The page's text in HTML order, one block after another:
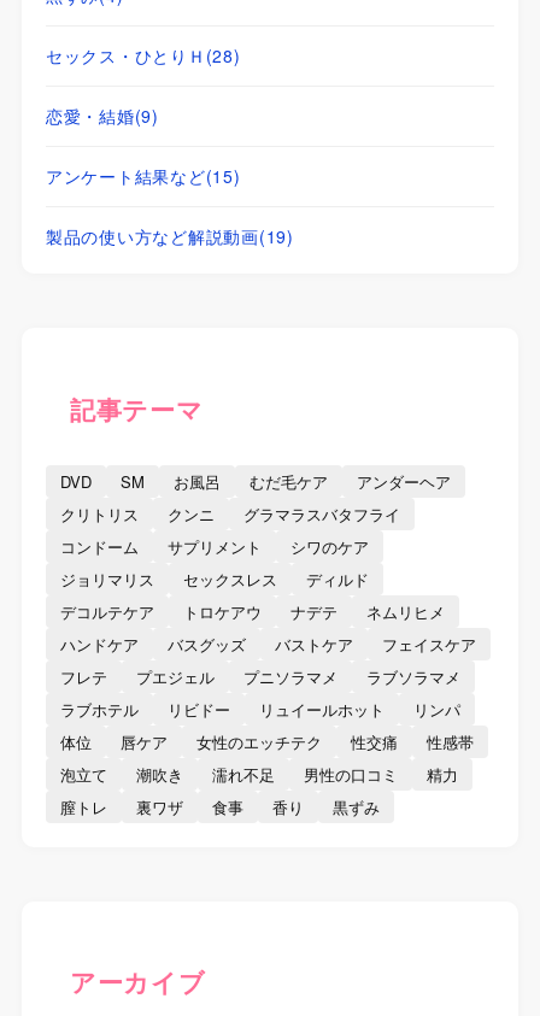
セックス・ひとりＨ (28)
恋愛・結婚(9)
アンケート結果など(15)
製品の使い方など解説動画(19)
記事テーマ
DVD SM お風呂 むだ毛ケア
アンダーヘア
クリトリス
クンニ
グラマラスバタフライ
コンドーム
サプリメント
シワのケア
ジョリマリス
セックスレス
ディルド
デコルテケア
トロケアウ ナデテ
ネムリヒメ
ハンドケア
バスグッズ バストケア
フェイスケア
フレテ
プエジェル プニソラマメ
ラブソラマメ
ラブホテル
リビドー リュイールホット
リンパ
体位
唇ケア 女性のエッチテク 性交痛
性感帯
泡立て
潮吹き 濡れ不足 男性の口コミ
精力
膣トレ
裏ワザ 食事 香り 黒ずみ
アーカイブ